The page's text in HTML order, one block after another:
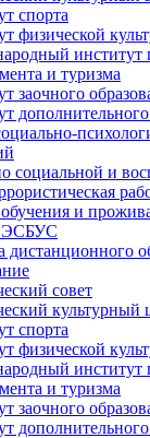
спорта
физической
институт
и туризма
заочного
социальной и
и
ЭСБУС
дистанционного
совет
культурный
спорта
физической
институт
и туризма
заочного